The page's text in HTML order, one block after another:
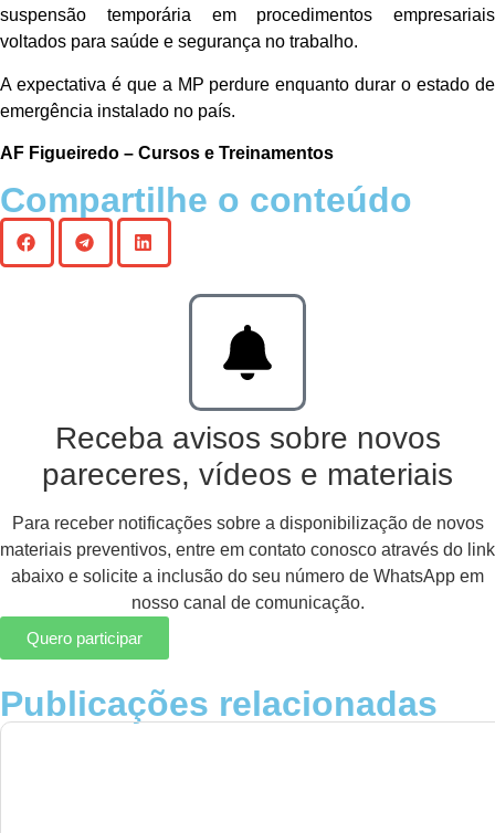
suspensão temporária em procedimentos empresariais
voltados para saúde e segurança no trabalho.
A expectativa é que a MP perdure enquanto durar o estado de
emergência instalado no país.
AF Figueiredo – Cursos e Treinamentos
Compartilhe o conteúdo
Receba avisos sobre novos
pareceres, vídeos e materiais
Para receber notificações sobre a disponibilização de novos
materiais preventivos, entre em contato conosco através do link
abaixo e solicite a inclusão do seu número de WhatsApp em
nosso canal de comunicação.
Quero participar
Publicações relacionadas